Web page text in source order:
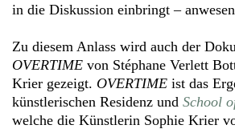
in die Diskussion einbringt –
Zu diesem Anlass wird auch der
OVERTIME von Stéphane Verlett
Krier gezeigt. OVERTIME ist das
künstlerischen Residenz und School
welche die Künstlerin Sophie Krier